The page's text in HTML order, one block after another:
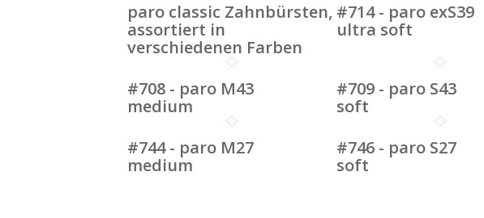
paro classic Zahnbürsten,
assortiert in
verschiedenen Farben
#714 - paro exS39
ultra soft
#708 - paro M43
medium
#709 - paro S43
soft
#744 - paro M27
medium
#746 - paro S27
soft